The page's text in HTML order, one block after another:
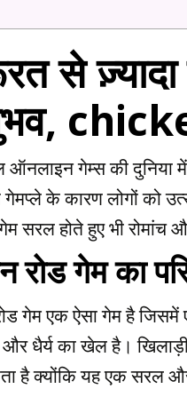
से ज़्यादा
गेम्स की दुनिया में
गेमप्ले के कारण लोगों को
सरल होते हुए भी रोमांच
रोड गेम का
गेम एक ऐसा गेम है
और धैर्य का खेल है।
है क्योंकि यह एक सरल